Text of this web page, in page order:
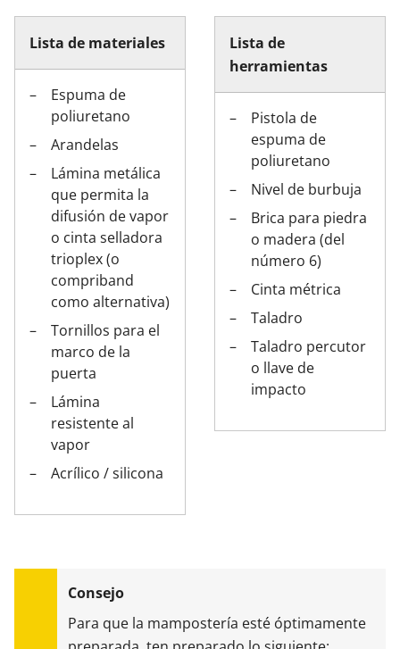
Lista de materiales
Espuma de
poliuretano
Arandelas
Lámina metálica
que permita la
difusión de vapor
o cinta selladora
trioplex (o
compriband
como alternativa)
Tornillos para el
marco de la
puerta
Lámina
resistente al
vapor
Acrílico / silicona
Lista de
herramientas
Pistola de
espuma de
poliuretano
Nivel de burbuja
Brica para piedra
o madera (del
número 6)
Cinta métrica
Taladro
Taladro percutor
o llave de
impacto
Para que la mampostería esté óptimamente